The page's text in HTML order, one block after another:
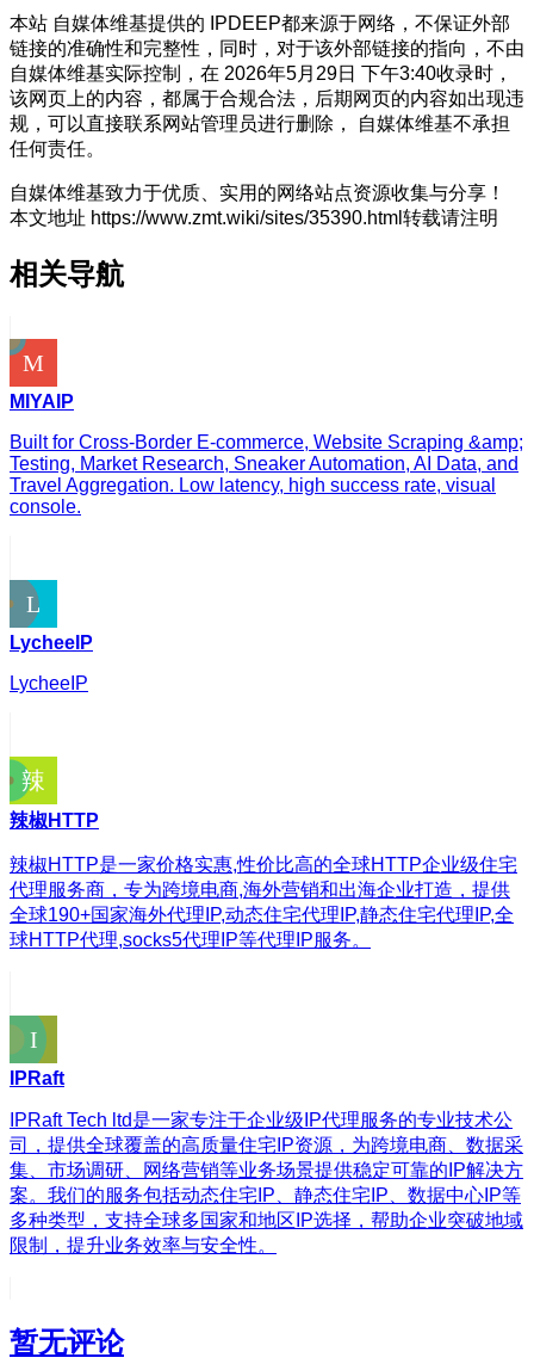
本站 自媒体维基提供的 IPDEEP都来源于网络，不保证外部
链接的准确性和完整性，同时，对于该外部链接的指向，不由
自媒体维基实际控制，在 2026年5月29日 下午3:40收录时，
该网页上的内容，都属于合规合法，后期网页的内容如出现违
规，可以直接联系网站管理员进行删除， 自媒体维基不承担
任何责任。
自媒体维基致力于优质、实用的网络站点资源收集与分享！
本文地址 https://www.zmt.wiki/sites/35390.html转载请注明
相关导航
MIYAIP
Built for Cross-Border E-commerce, Website Scraping &amp;
Testing, Market Research, Sneaker Automation, AI Data, and
Travel Aggregation. Low latency, high success rate, visual
console.
LycheeIP
LycheeIP
辣椒HTTP
辣椒HTTP是一家价格实惠,性价比高的全球HTTP企业级住宅
代理服务商，专为跨境电商,海外营销和出海企业打造，提供
全球190+国家海外代理IP,动态住宅代理IP,静态住宅代理IP,全
球HTTP代理,socks5代理IP等代理IP服务。
IPRaft
IPRaft Tech ltd是一家专注于企业级IP代理服务的专业技术公
司，提供全球覆盖的高质量住宅IP资源，为跨境电商、数据采
集、市场调研、网络营销等业务场景提供稳定可靠的IP解决方
案。我们的服务包括动态住宅IP、静态住宅IP、数据中心IP等
多种类型，支持全球多国家和地区IP选择，帮助企业突破地域
限制，提升业务效率与安全性。
暂无评论